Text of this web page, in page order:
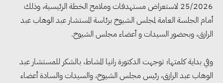
25/2026 لاستعراض مستهدفات وملامح الخطة الرئيسية، وذلك
أمام الجلسة العامة لمجلس الشيوخ برئاسة المستشار عبد الوهاب عبد
الرازق، وبحضور السيدات و أعضاء مجلس الشيوخ.
وفي بداية كلمتها؛ توجهت الدكتورة رانيا المشاط، بالشكر للمستشار عبد
الوهاب عبد الرازق، رئيس مجلس الشيوخ، والسيدات والسادة أعضاء